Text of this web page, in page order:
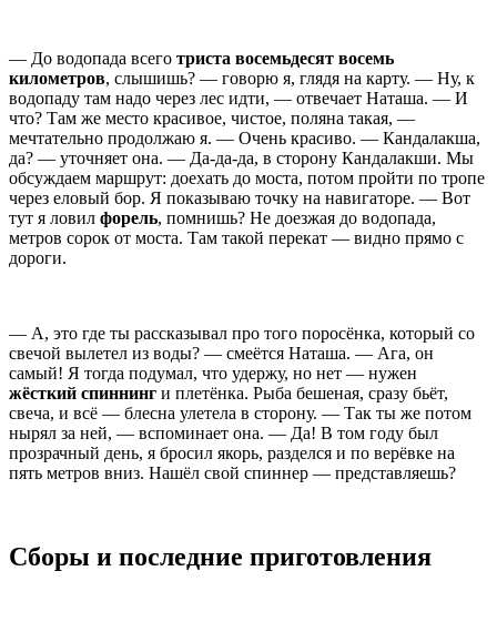
— До водопада всего триста восемьдесят восемь
километров, слышишь? — говорю я, глядя на карту. — Ну, к
водопаду там надо через лес идти, — отвечает Наташа. — И
что? Там же место красивое, чистое, поляна такая, —
мечтательно продолжаю я. — Очень красиво. — Кандалакша,
да? — уточняет она. — Да-да-да, в сторону Кандалакши. Мы
обсуждаем маршрут: доехать до моста, потом пройти по тропе
через еловый бор. Я показываю точку на навигаторе. — Вот
тут я ловил форель, помнишь? Не доезжая до водопада,
метров сорок от моста. Там такой перекат — видно прямо с
дороги.
— А, это где ты рассказывал про того поросёнка, который со
свечой вылетел из воды? — смеётся Наташа. — Ага, он
самый! Я тогда подумал, что удержу, но нет — нужен
жёсткий спиннинг и плетёнка. Рыба бешеная, сразу бьёт,
свеча, и всё — блесна улетела в сторону. — Так ты же потом
нырял за ней, — вспоминает она. — Да! В том году был
прозрачный день, я бросил якорь, разделся и по верёвке на
пять метров вниз. Нашёл свой спиннер — представляешь?
Сборы и последние приготовления